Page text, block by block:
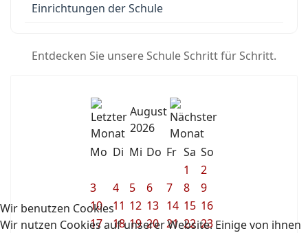
Einrichtungen der Schule
Entdecken Sie unsere Schule Schritt für Schritt.
August
2026
Mo Di Mi Do Fr Sa So
1
2
3
4 5 6 7 8
9
10
11 12 13 14 15 16
17
18 19 20 21 22 23
Wir benutzen Cookies
Wir nutzen Cookies auf unserer Website. Einige von ihnen